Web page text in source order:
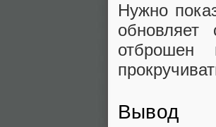
Нужно
обновляет
Вывод